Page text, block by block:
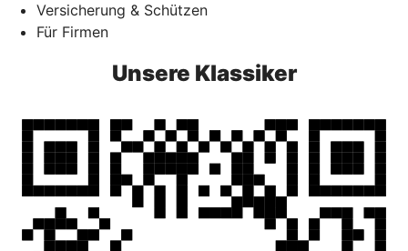
Versicherung & Schützen
Für Firmen
Unsere Klassiker